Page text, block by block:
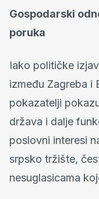
Gospodarski
poruka
Iako političke
između Zagreba i
pokazatelji
država i dalje
poslovni interesi
srpsko tržište,
nesuglasicama